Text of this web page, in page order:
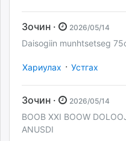
Зочин · 2026/05/14
Daisogiin munhtsetseg
Хариулах · Устгах
Зочин · 2026/05/14
BOOB XXI BOOW
ANUSDI